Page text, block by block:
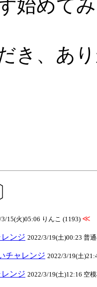
始めて
き、あ
15(火)05:06 りんこ (1193) ≪
ンジ 2022/3/19(土)00:23 普
チャレンジ 2022/3/19(土
ンジ 2022/3/19(土)12:16 空